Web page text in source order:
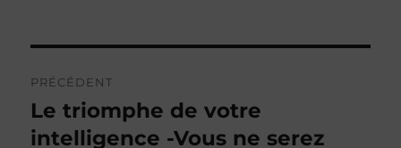
de
l’article
PRÉCÉDENT
Publication
précédente :
Le triomphe de votre
intelligence -Vous ne serez